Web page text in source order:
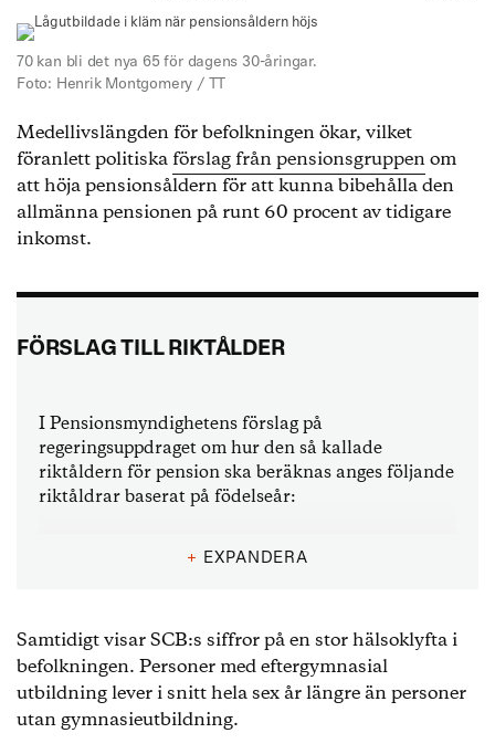
70 kan bli det nya 65 för dagens 30-åringar.
Foto: Henrik Montgomery / TT
Medellivslängden för befolkningen ökar, vilket
föranlett politiskaförslag från pensionsgruppenom
att höja pensionsåldern för att kunna bibehålla den
allmänna pensionen på runt 60 procent av tidigare
inkomst.
FÖRSLAG TILL RIKTÅLDER
I Pensionsmyndighetens förslag på
regeringsuppdraget om hur den så kallade
riktåldern för pension ska beräknas anges följande
riktåldrar baserat på födelseår:
Födda mellan 1961 och 1963: 67 år (gäller från
2028)
Födda mellan 1964 och 1969: 68 år (gäller från
+ EXPANDERA
Samtidigt visar SCB:s siffror på en stor hälsoklyfta i
befolkningen. Personer med eftergymnasial
utbildning lever i snitt hela sex år längre än personer
utan gymnasieutbildning.